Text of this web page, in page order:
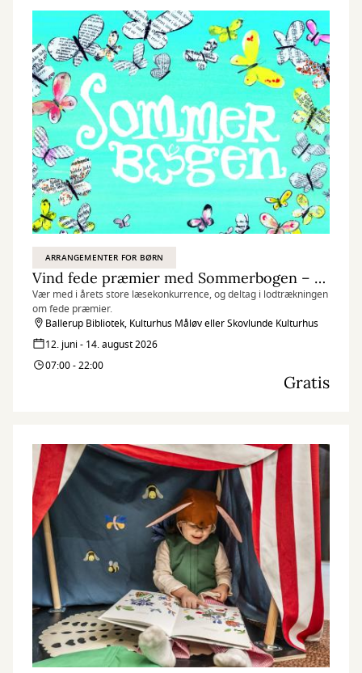
ARRANGEMENTER FOR BØRN
Vind fede præmier med Sommerbogen – den store læsekonkurrence for børn og forældre
Vær med i årets store læsekonkurrence, og deltag i lodtrækningen
om fede præmier.
Ballerup Bibliotek, Kulturhus Måløv eller Skovlunde Kulturhus
12. juni - 14. august 2026
07:00 - 22:00
Gratis